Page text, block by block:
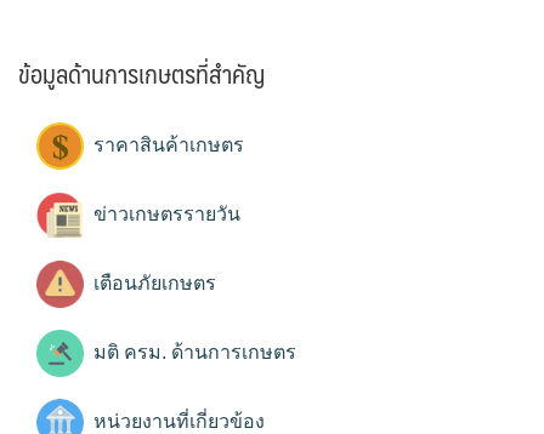
ข้อมูลด้านการเกษตรที่สำคัญ
ราคาสินค้าเกษตร
ข่าวเกษตรรายวัน
เตือนภัยเกษตร
มติ ครม. ด้านการเกษตร
หน่วยงานที่เกี่ยวข้อง